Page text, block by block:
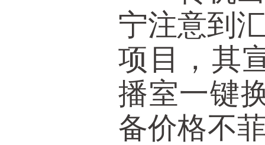
宁注意到
项目，其
播室一键
备价格不